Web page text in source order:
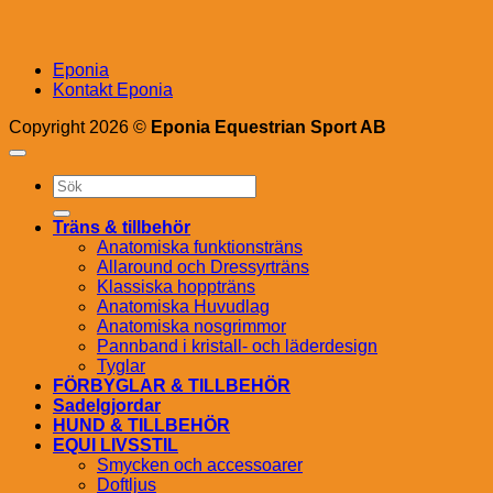
Eponia
Kontakt Eponia
Copyright 2026 © Eponia Equestrian Sport AB
Sök
efter:
Träns & tillbehör
Anatomiska funktionsträns
Allaround och Dressyrträns
Klassiska hoppträns
Anatomiska Huvudlag
Anatomiska nosgrimmor
Pannband i kristall- och läderdesign
Tyglar
FÖRBYGLAR & TILLBEHÖR
Sadelgjordar
HUND & TILLBEHÖR
EQUI LIVSSTIL
Smycken och accessoarer
Doftljus